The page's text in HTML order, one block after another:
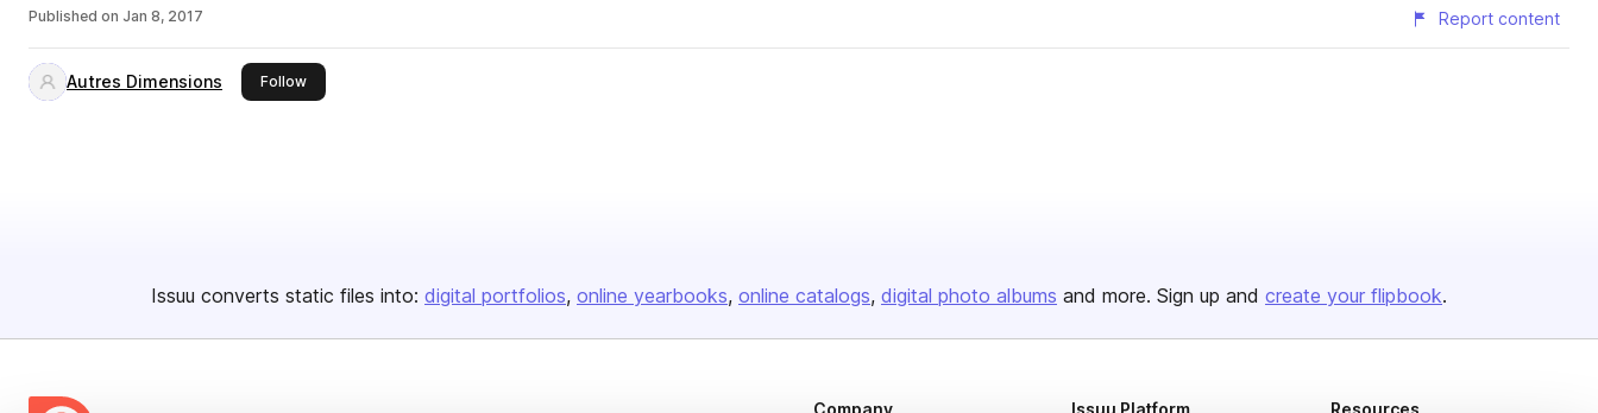
Published on Jan 8, 2017 Report content
Autres Dimensions Followthis publisher
Issuu converts static files into: digital portfolios online yearbooks online catalogs digital photo albums and more. Sign up and create your flipbook.
Company Issuu Platform Resources